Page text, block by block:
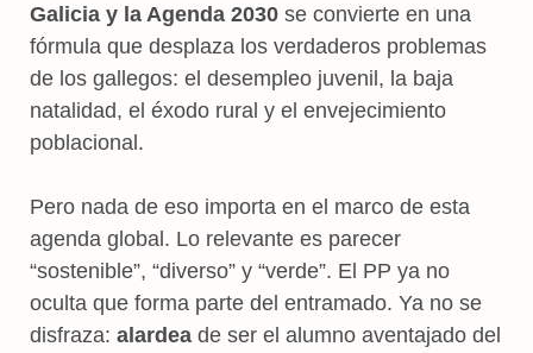
Galicia y la Agenda 2030 se convierte en una
fórmula que desplaza los verdaderos problemas
de los gallegos: el desempleo juvenil, la baja
natalidad, el éxodo rural y el envejecimiento
poblacional.
Pero nada de eso importa en el marco de esta
agenda global. Lo relevante es parecer
“sostenible”, “diverso” y “verde”. El PP ya no
oculta que forma parte del entramado. Ya no se
disfraza: alardea de ser el alumno aventajado del